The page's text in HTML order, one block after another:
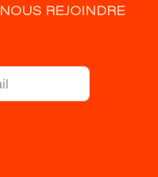
NOUS REJOINDRE